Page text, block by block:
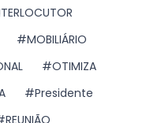
MOBILIÁRIO
OTIMIZA
Presidente